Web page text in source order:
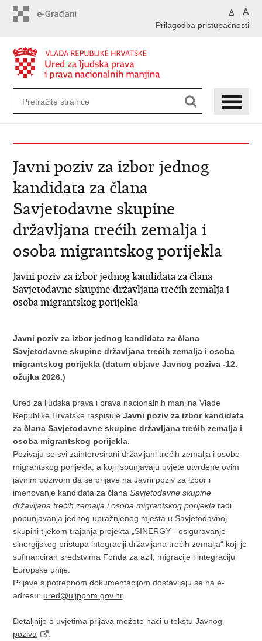
A A
Prilagodba pristupačnosti
Javni poziv za izbor jednog
kandidata za člana
Savjetodavne skupine
državljana trećih zemalja i
osoba migrantskog porijekla
Javni poziv za izbor jednog kandidata za člana
Savjetodavne skupine državljana trećih zemalja i
osoba migrantskog porijekla
Javni poziv za izbor jednog kandidata za člana
Savjetodavne skupine državljana trećih zemalja i osoba
migrantskog porijekla (datum objave Javnog poziva -12.
ožujka 2026.)
Ured za ljudska prava i prava nacionalnih manjina Vlade
Republike Hrvatske raspisujeJavni poziv za izbor kandidata
za člana Savjetodavne skupine državljana trećih zemalja i
osoba migrantskog porijekla.
Pozivaju se svi zainteresirani državljani trećih zemalja i osobe
migrantskog porijekla, a koji ispunjavaju uvjete utvrđene ovim
javnim pozivom da se prijave na Javni poziv za izbor i
imenovanje kandidata za članaSavjetodavne skupine
državljana trećih zemalja i osoba migrantskog porijekla radi
popunjavanja jednog upražnjenog mjesta u Savjetodavnoj
skupini tijekom trajanja projekta „SINERGY - osiguravanje
sinergijskog pristupa integraciji državljana trećih zemalja“ koji je
sufinanciran sredstvima Fonda za azil, migracije i integraciju
Europske unije.
Prijave s potrebnom dokumentacijom dostavljaju se na e-
adresu: ured@uljppnm.gov.hr.
Detaljnije o uvjetima prijava možete naći u tekstuJavnog
poziva